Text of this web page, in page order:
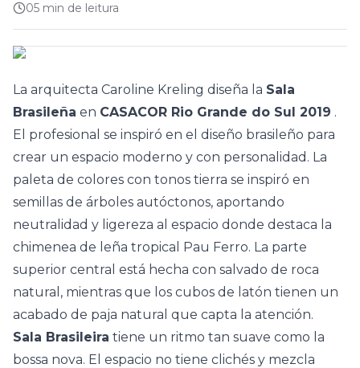
05 min de leitura
La arquitecta Caroline Kreling diseña la Sala
Brasileña en CASACOR Rio Grande do Sul 2019 .
El profesional se inspiró en el diseño brasileño para
crear un espacio moderno y con personalidad. La
paleta de colores con tonos tierra se inspiró en
semillas de árboles autóctonos, aportando
neutralidad y ligereza al espacio donde destaca la
chimenea de leña tropical Pau Ferro. La parte
superior central está hecha con salvado de roca
natural, mientras que los cubos de latón tienen un
acabado de paja natural que capta la atención.
Sala Brasileira tiene un ritmo tan suave como la
bossa nova. El espacio no tiene clichés y mezcla